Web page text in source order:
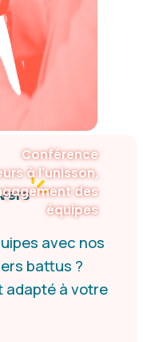
Conférence
à l'unisson,
des
équipes
avec nos
battus ?
adapté à votre